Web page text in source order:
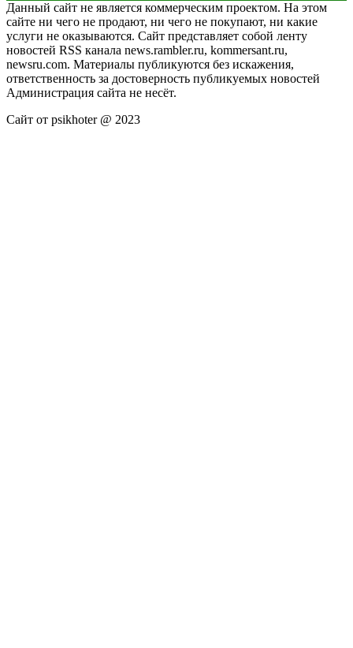
Данный сайт не является коммерческим проектом. На этом
сайте ни чего не продают, ни чего не покупают, ни какие
услуги не оказываются. Сайт представляет собой ленту
новостей RSS канала news.rambler.ru, kommersant.ru,
newsru.com. Материалы публикуются без искажения,
ответственность за достоверность публикуемых новостей
Администрация сайта не несёт.
Сайт от psikhoter @ 2023